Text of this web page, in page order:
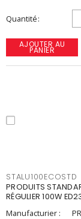
Quantité
AJOUTER AU
PANIER
STALU100ECOSTD
PRODUITS
RÉGULIER 100W
Manufacturier :